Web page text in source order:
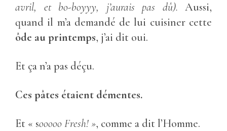
avril, et bo-boyyy, j’aurais pas dû). Aussi,
quand il m’a demandé de lui cuisiner cette
ôde au printemps, j’ai dit oui.
Et ça n’a pas déçu.
Ces pâtes étaient démentes.
Et « sooooo Fresh! », comme a dit l’Homme.